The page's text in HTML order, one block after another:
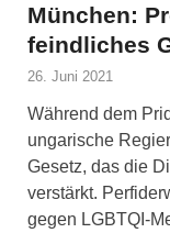
München:
feindliches
26. Juni 2021
Während dem
ungarische
Gesetz, das die
verstärkt.
gegen LGBTQI-